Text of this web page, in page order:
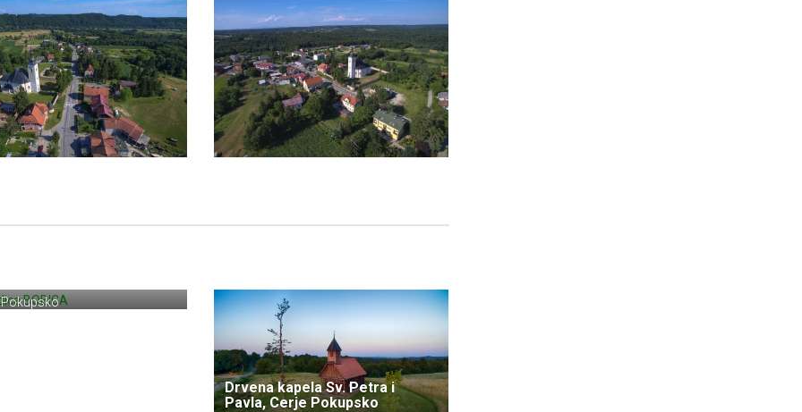
Drvena kapela Sv. Petra i
Pavla, Cerje Pokupsko